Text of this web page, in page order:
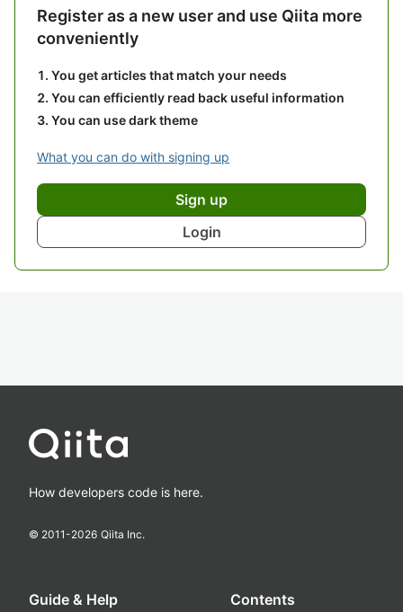
Register as a new user and use Qiita more
conveniently
You get articles that match your needs
You can efficiently read back useful information
You can use dark theme
What you can do with signing up
Sign up
Login
How developers code is here.
© 2011-2026 Qiita Inc.
Guide & Help Contents